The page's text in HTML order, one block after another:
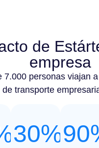
de
empresa
7.000 personas viajan
transporte
30%90